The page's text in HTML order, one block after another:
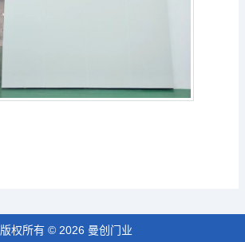
版权所有 © 2026 曼创门业